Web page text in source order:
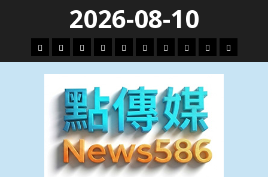
content
2026-08-10
頭
條
財
經
地
方.
會
文
教.
技
專
題
娛
樂
劇
政
治
國
際
運
動
生
活